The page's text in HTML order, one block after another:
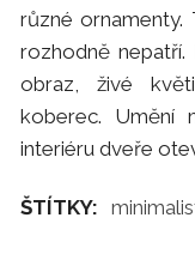
různé ornamenty.
rozhodně
obraz, živé
koberec. Umění
interiéru dveře
ŠTÍTKY: